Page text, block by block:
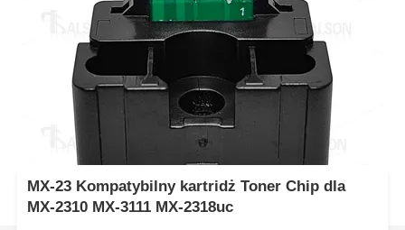
MX-23 Kompatybilny kartridż Toner Chip dla
MX-2310 MX-3111 MX-2318uc